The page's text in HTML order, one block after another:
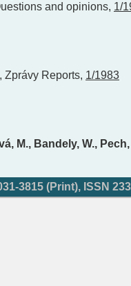
and opinions, 1/
, Zprávy Reports, 1/1983
M., Bandely, W., Pech,
3815 (Print), ISSN